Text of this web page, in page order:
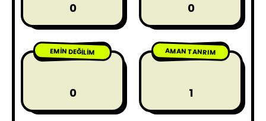
0 0
EMIN DEĞILIM
0
AMAN TANRIM
1